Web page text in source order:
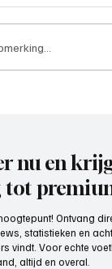
nu en
tot
Ontvang
statistieken en
vindt. Voor echte
altijd en overal.